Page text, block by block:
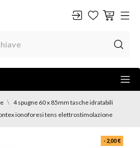
4 spugne 60 x 85mm tasche idratabili
ionoforesi tens elettrostimolazione
- 2,00 €